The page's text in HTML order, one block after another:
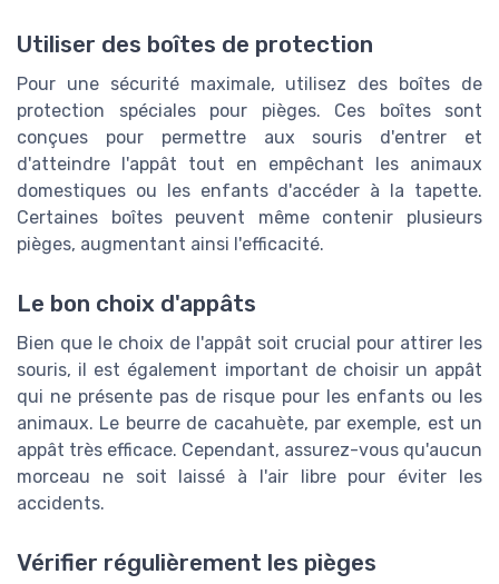
Utiliser des boîtes de protection
Pour une sécurité maximale, utilisez des boîtes de
protection spéciales pour pièges. Ces boîtes sont
conçues pour permettre aux souris d'entrer et
d'atteindre l'appât tout en empêchant les animaux
domestiques ou les enfants d'accéder à la tapette.
Certaines boîtes peuvent même contenir plusieurs
pièges, augmentant ainsi l'efficacité.
Le bon choix d'appâts
Bien que le choix de l'appât soit crucial pour attirer les
souris, il est également important de choisir un appât
qui ne présente pas de risque pour les enfants ou les
animaux. Le beurre de cacahuète, par exemple, est un
appât très efficace. Cependant, assurez-vous qu'aucun
morceau ne soit laissé à l'air libre pour éviter les
accidents.
Vérifier régulièrement les pièges